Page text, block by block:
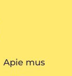
Apie mus